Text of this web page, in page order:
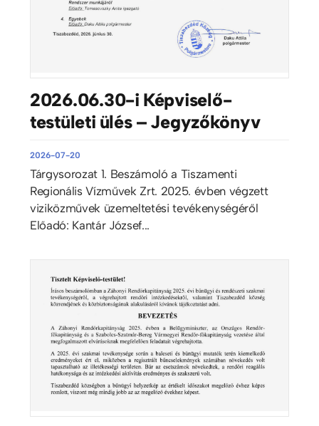
2026.06.30-i Képviselő-
testületi ülés – Jegyzőkönyv
2026-07-20
Tárgysorozat 1. Beszámoló a Tiszamenti
Regionális Vízművek Zrt. 2025. évben végzett
viziközművek üzemeltetési tevékenységéről
Előadó: Kantár József...